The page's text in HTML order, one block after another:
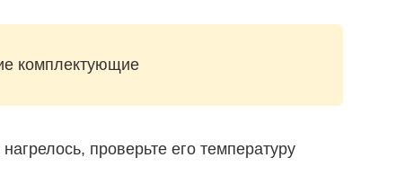
комплектующие
проверьте его температуру